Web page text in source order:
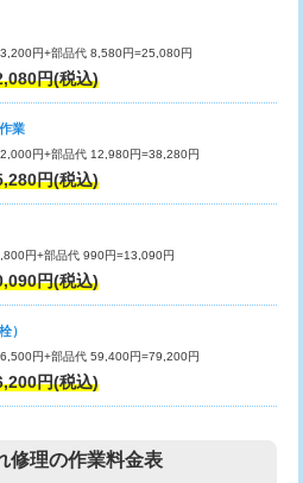
管・銅
超え)
め戻し作
まで） 55,000円
事/3ｍ超
戻し作業）
中作業）
・清掃・修
（重作業）
33,000円
デッキ
・デッキ
16,500円+材料費
円+部品代 8,580円=25,080円
円(税込)
業
円+部品代 12,980円=38,280円
円(税込)
円+部品代 990円=13,090円
円(税込)
）
円+部品代 59,400円=79,200円
円(税込)
修理の作業料金表